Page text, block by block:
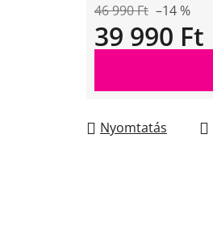
46 990 Ft –14 %
39 990 Ft
Nyomtatás